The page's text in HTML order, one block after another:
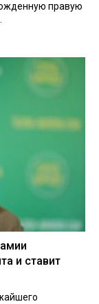
правую
и ставит